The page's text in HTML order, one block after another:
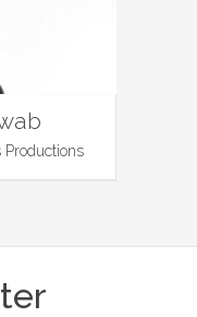
Productions